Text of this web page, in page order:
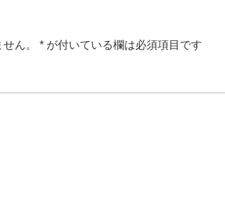
ん。 * が付いている欄は必須項目です